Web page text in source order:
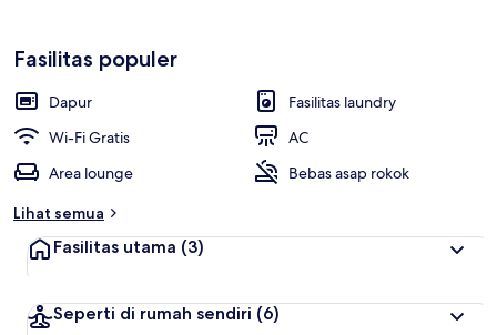
Fasilitas populer
Dapur
Fasilitas laundry
Wi-Fi Gratis
AC
Area lounge
Bebas asap rokok
Lihat semua
Fasilitas utama (3)
Seperti di rumah sendiri (6)